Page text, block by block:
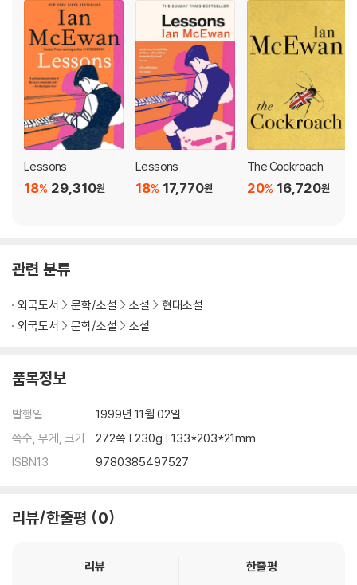
Lessons
29,310원
18%
Lessons
17,770원
18%
The Cockroach
16,720원
20%
관련 분류
외국도서 문학/소설 소설
현대소설
외국도서
문학/소설 소설
품목정보
발행일
1999년 11월 02일
쪽수, 무게, 크기
272쪽 | 230g | 133*203*21mm
ISBN13
9780385497527
리뷰/한줄평 0
리뷰
한줄평